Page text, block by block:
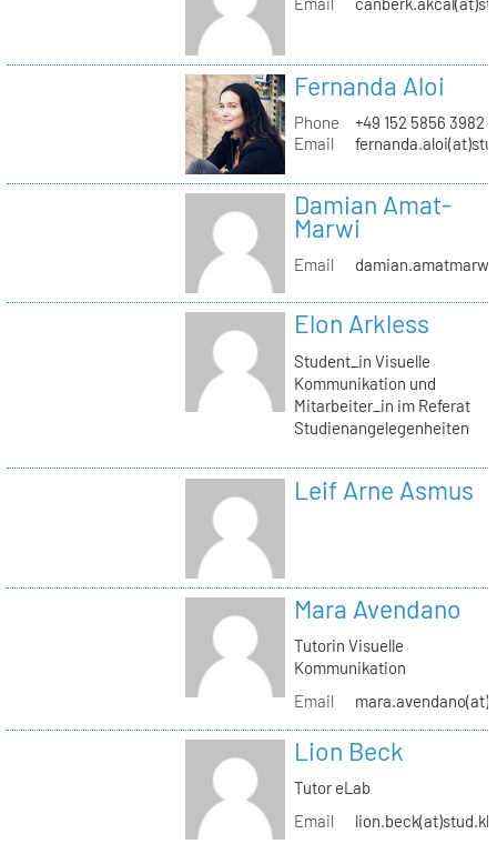
Fernanda Aloi
Phone
+49 152 5856 3982
Email
Damian Amat-
Marwi
Email
Elon Arkless
Student_in Visuelle
Kommunikation und
Mitarbeiter_in im Referat
Studienangelegenheiten
Leif Arne Asmus
Mara Avendano
Tutorin Visuelle
Kommunikation
Email
Lion Beck
Tutor eLab
Email